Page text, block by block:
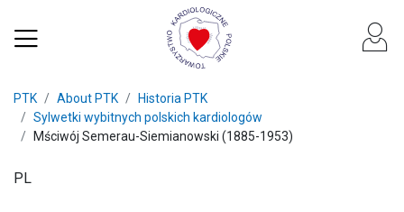
PTK About PTK
Historia PTK
Sylwetki wybitnych polskich kardiologów
Mściwój Semerau-Siemianowski (1885-1953)
PL